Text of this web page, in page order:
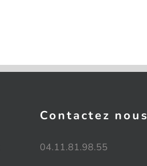
Contactez nous
04.11.81.98.55